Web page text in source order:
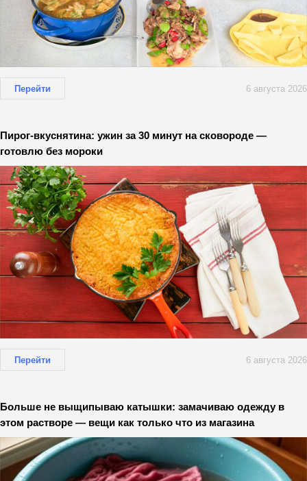
Перейти 6 августа 2026
Пирог-вкуснятина: ужин за 30 минут на сковороде —
готовлю без мороки
Перейти 6 августа 2026
Больше не выщипываю катышки: замачиваю одежду в
этом растворе — вещи как только что из магазина